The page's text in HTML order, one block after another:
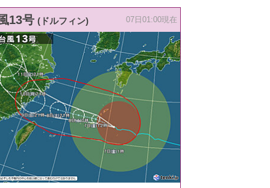
13号 (ドルフィン) 07日01:00現在